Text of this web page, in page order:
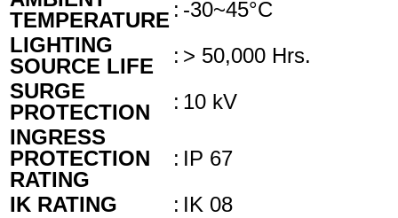
TEMPERATURE : -30~45°C
LIGHTING
SOURCE LIFE
: > 50,000 Hrs.
SURGE
PROTECTION
: 10 kV
INGRESS
PROTECTION
RATING
: IP 67
IK RATING
: IK 08